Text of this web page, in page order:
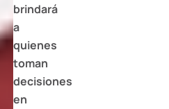
brindará
a
quienes
toman
decisiones
en